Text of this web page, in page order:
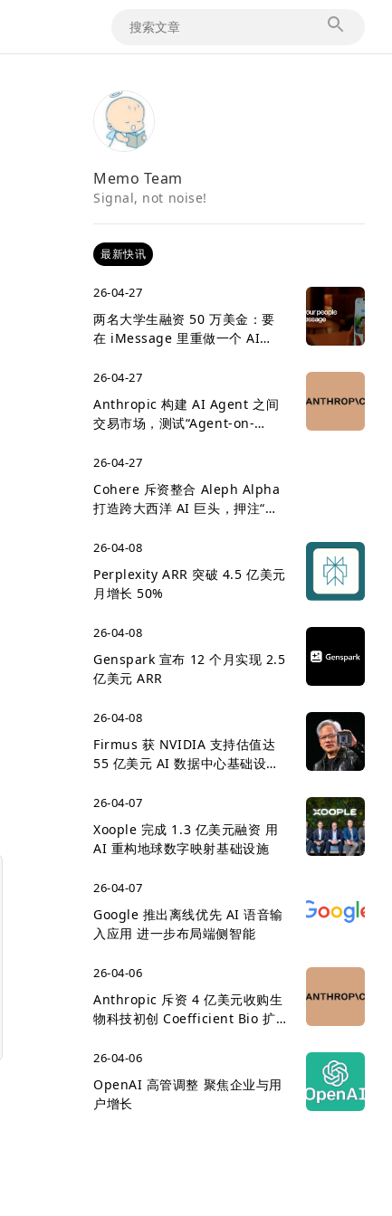
Memo Team
Signal, not noise!
最新快讯
26-04-27
两名大学生融资 50 万美金：要
在 iMessage 里重做一个 AI
26-04-27
Anthropic 构建 AI Agent 之间
交易市场，测试“Agent-on-
26-04-27
Cohere 斥资整合 Aleph Alpha
打造跨大西洋 AI 巨头，押注“主
26-04-08
Perplexity ARR 突破 4.5 亿美元
月增长 50%
26-04-08
Genspark 宣布 12 个月实现 2.5
亿美元 ARR
26-04-08
Firmus 获 NVIDIA 支持估值达
55 亿美元 AI 数据中心基础设施
26-04-07
Xoople 完成 1.3 亿美元融资 用
AI 重构地球数字映射基础设施
26-04-07
Google 推出离线优先 AI 语音输
入应用 进一步布局端侧智能
26-04-06
Anthropic 斥资 4 亿美元收购生
物科技初创 Coefficient Bio 扩
26-04-06
OpenAI 高管调整 聚焦企业与用
户增长